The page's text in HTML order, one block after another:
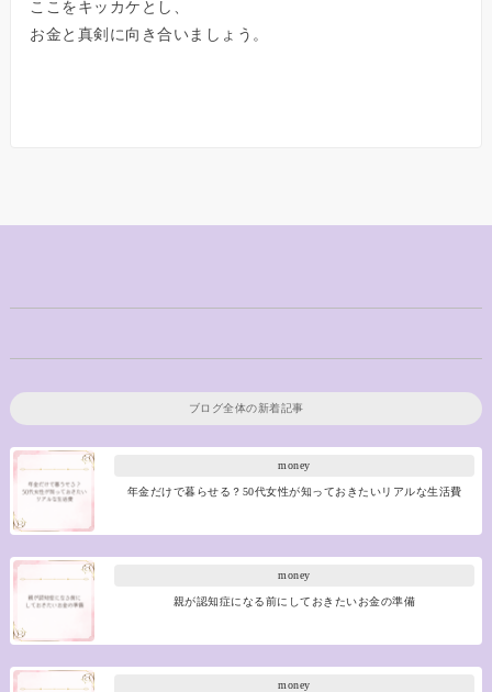
ここをキッカケとし、
お金と真剣に向き合いましょう。
ブログ全体の新着記事
money
年金だけで暮らせる？50代女性が知っておきたいリアルな生活費
money
親が認知症になる前にしておきたいお金の準備
money